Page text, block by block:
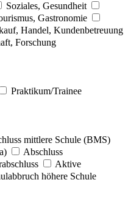
Soziales, Gesundheit
Gastronomie
Handel, Kundenbetreuung
Forschung
Praktikum/Trainee
mittlere Schule (BMS)
Abschluss
Aktive
höhere Schule